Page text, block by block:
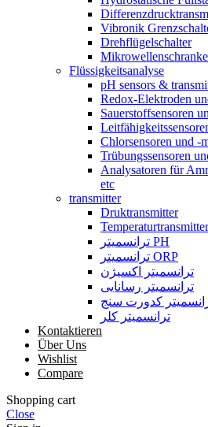
Vibronik
Drehflügelschalter
Flüssigkeitsanalyse
pH sensors &
Redox-Elektroden
Sauerstoffsensoren
Chlorsensoren und -
Trübungssensoren
Analysatoren für
etc
transmitter
Druktransmitter
Temperaturtransmitter
ترانسمیتر PH
ترانسمیتر ORP
ترانسمیتر اکسیژن
ترانسمیتر رسانایی
کدورت سنج
ترانسمیتر کلر
Kontaktieren
Über Uns
Wishlist
Compare
Shopping cart
Close